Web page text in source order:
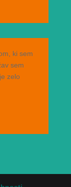
ki sem
sem
zelo